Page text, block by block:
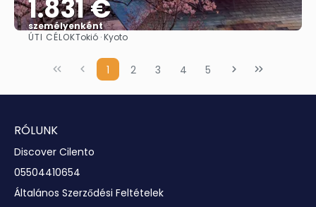
1.831 €
személyenként
ÚTI CÉLOKTokió · Kyoto
1 2 3 4 5
RÓLUNK
Discover Cilento
05504410654
Általános Szerződési Feltételek